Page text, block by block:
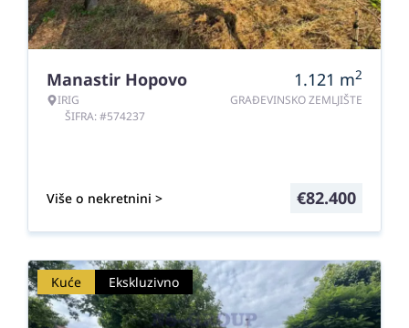
Manastir Hopovo
IRIG
ŠIFRA: #574237
1.121 m2
GRAĐEVINSKO ZEMLJIŠTE
Više o nekretnini > €82.400
Kuće Ekskluzivno